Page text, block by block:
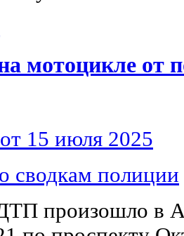
мотоцикле от
15 июля 2025
сводкам полиции
произошло в